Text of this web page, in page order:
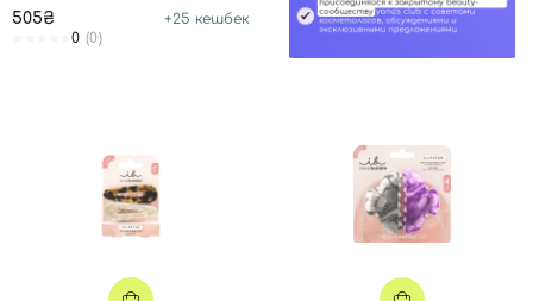
505₴ +25 кешбек
0 (0)